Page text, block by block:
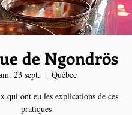
de Ngondrös
23 sept.
  |
Québec
qui ont eu les explications de ces
pratiques